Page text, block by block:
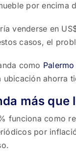
por encima
venderse en
casos, el
como Palermo
ubicación ahorra
más que
funciona como
por